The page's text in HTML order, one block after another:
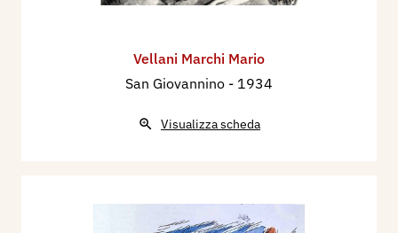
Vellani Marchi Mario
San Giovannino - 1934
Visualizza scheda